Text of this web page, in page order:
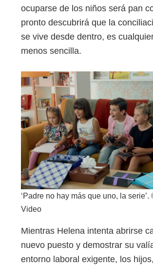
ocuparse de los niños será pan
pronto descubrirá que la
se vive desde dentro, es
menos sencilla.
‘Padre no hay más que uno, la
Video
Mientras Helena intenta abrirse
nuevo puesto y demostrar su
entorno laboral exigente, los